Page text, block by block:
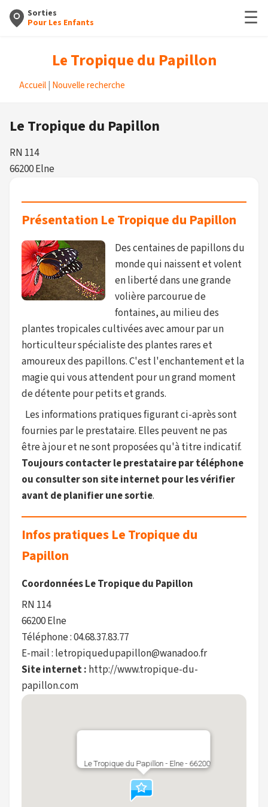
Sorties
Pour Les Enfants
☰
Le Tropique du Papillon
Accueil Nouvelle recherche
Le Tropique du Papillon
RN 114
66200 Elne
Présentation Le Tropique du Papillon
Des centaines de papillons du
monde qui naissent et volent
en liberté dans une grande
volière parcourue de
fontaines, au milieu des
plantes tropicales cultivées avec amour par un
horticulteur spécialiste des plantes rares et
amoureux des papillons. C'est l'enchantement et la
magie qui vous attendent pour un grand moment
de détente pour petits et grands.
Les informations pratiques figurant ci-après sont
fournies par le prestataire. Elles peuvent ne pas
être à jour et ne sont proposées qu'à titre indicatif.
Toujours contacter le prestataire par téléphone
ou consulter son site internet pour les vérifier
avant de planifier une sortie.
Infos pratiques Le Tropique du
Papillon
Coordonnées Le Tropique du Papillon
RN 114
66200 Elne
Téléphone : 04.68.37.83.77
E-mail : letropiquedupapillon@wanadoo.fr
Site internet : http://www.tropique-du-
papillon.com
Le Tropique du Papillon - Elne - 66200